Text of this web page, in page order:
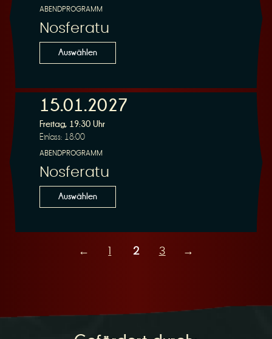
ABENDPROGRAMM
Nosferatu
Auswählen
15.01.2027
Freitag, 19:30 Uhr
Einlass: 18:00
ABENDPROGRAMM
Nosferatu
Auswählen
← 2 3 →